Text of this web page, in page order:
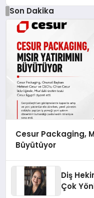
Son Dakika
Cesur Packaging,
Büyütüyor
Diş
Çok